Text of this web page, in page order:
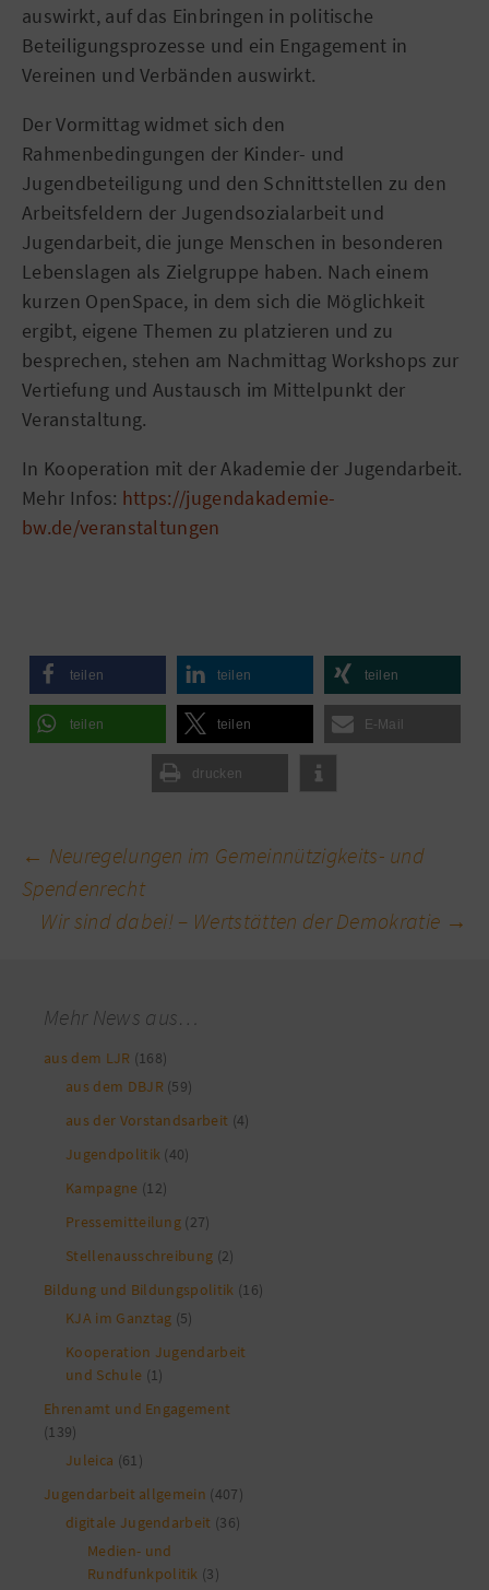
auswirkt, auf das Einbringen in politische
Beteiligungsprozesse und ein Engagement in
Vereinen und Verbänden auswirkt.
Der Vormittag widmet sich den
Rahmenbedingungen der Kinder- und
Jugendbeteiligung und den Schnittstellen zu den
Arbeitsfeldern der Jugendsozialarbeit und
Jugendarbeit, die junge Menschen in besonderen
Lebenslagen als Zielgruppe haben. Nach einem
kurzen OpenSpace, in dem sich die Möglichkeit
ergibt, eigene Themen zu platzieren und zu
besprechen, stehen am Nachmittag Workshops zur
Vertiefung und Austausch im Mittelpunkt der
Veranstaltung.
In Kooperation mit der Akademie der Jugendarbeit.
Mehr Infos: https://jugendakademie-
bw.de/veranstaltungen
teilen teilen teilen
teilen teilen E-Mail
drucken
Beitragsnavigation
← Neuregelungen im Gemeinnützigkeits- und
Spendenrecht
Wir sind dabei! – Wertstätten der Demokratie →
Mehr News aus…
aus dem LJR (168)
aus dem DBJR (59)
aus der Vorstandsarbeit (4)
Jugendpolitik (40)
Kampagne (12)
Pressemitteilung (27)
Stellenausschreibung (2)
Bildung und Bildungspolitik (16)
KJA im Ganztag (5)
Kooperation Jugendarbeit
und Schule (1)
Ehrenamt und Engagement
(139)
Juleica (61)
Jugendarbeit allgemein (407)
digitale Jugendarbeit (36)
Medien- und
Rundfunkpolitik (3)